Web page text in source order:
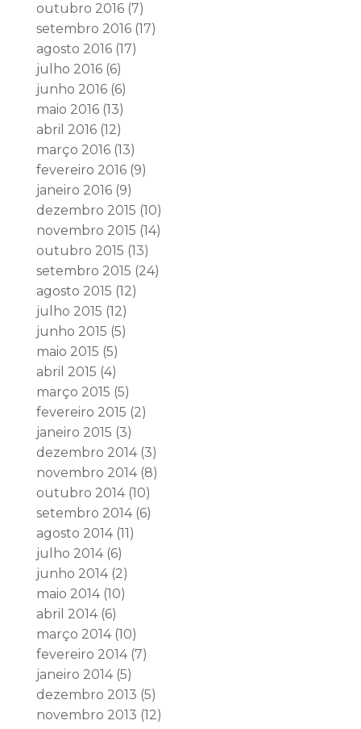
outubro 2016(7)
setembro 2016(17)
agosto 2016(17)
julho 2016(6)
junho 2016(6)
maio 2016(13)
abril 2016(12)
março 2016(13)
fevereiro 2016(9)
janeiro 2016(9)
dezembro 2015 (10)
novembro 2015 (14)
outubro 2015 (13)
setembro 2015 (24)
agosto 2015 (12)
julho 2015 (12)
junho 2015 (5)
maio 2015 (5)
abril 2015 (4)
março 2015 (5)
fevereiro 2015 (2)
janeiro 2015 (3)
dezembro 2014(3)
novembro 2014(8)
outubro 2014(10)
setembro 2014(6)
agosto 2014(11)
julho 2014(6)
junho 2014(2)
maio 2014(10)
abril 2014(6)
março 2014(10)
fevereiro 2014(7)
janeiro 2014(5)
dezembro 2013 (5)
novembro 2013 (12)